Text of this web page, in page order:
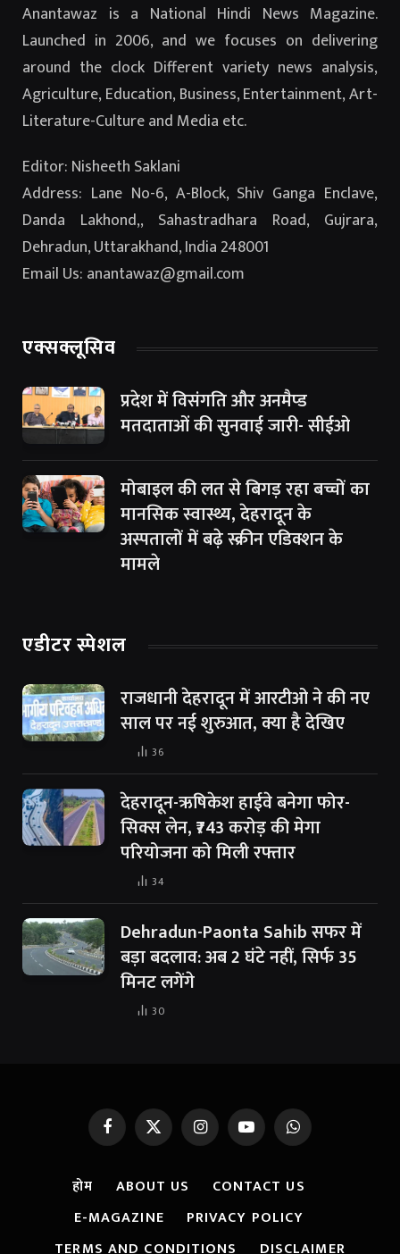
Anantawaz is a National Hindi News Magazine.
Launched in 2006, and we focuses on delivering
around the clock Different variety news analysis,
Agriculture, Education, Business, Entertainment, Art-
Literature-Culture and Media etc.
Editor: Nisheeth Saklani
Address: Lane No-6, A-Block, Shiv Ganga Enclave,
Danda Lakhond,, Sahastradhara Road, Gujrara,
Dehradun, Uttarakhand, India 248001
Email Us: anantawaz@gmail.com
एक्सक्लूसिव
प्रदेश में विसंगति और अनमैप्ड
मतदाताओं की सुनवाई जारी- सीईओ
मोबाइल की लत से बिगड़ रहा बच्चों का
मानसिक स्वास्थ्य, देहरादून के
अस्पतालों में बढ़े स्क्रीन एडिक्शन के
मामले
एडीटर स्पेशल
राजधानी देहरादून में आरटीओ ने की नए
साल पर नई शुरुआत, क्या है देखिए
36
देहरादून-ऋषिकेश हाईवे बनेगा फोर-
सिक्स लेन, ₹743 करोड़ की मेगा
परियोजना को मिली रफ्तार
34
Dehradun-Paonta Sahib सफर में
बड़ा बदलाव: अब 2 घंटे नहीं, सिर्फ 35
मिनट लगेंगे
30
FacebookX
(Twitter)
InstagramYouTubeWhatsApp
होम ABOUT US
CONTACT US
E-MAGAZINE
PRIVACY POLICY